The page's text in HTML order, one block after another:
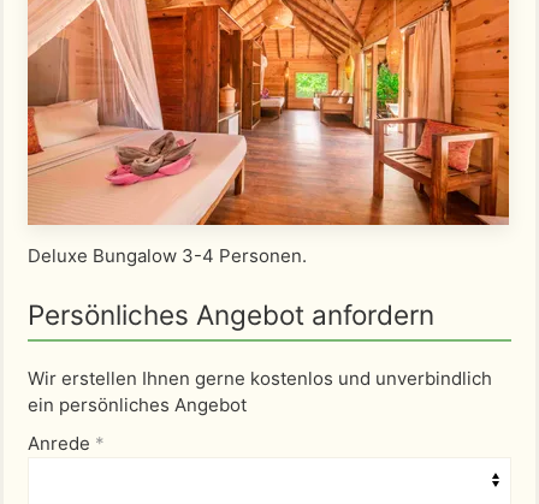
Deluxe Bungalow 3-4 Personen.
Persönliches Angebot anfordern
Wir erstellen Ihnen gerne kostenlos und unverbindlich
ein persönliches Angebot
Anrede *